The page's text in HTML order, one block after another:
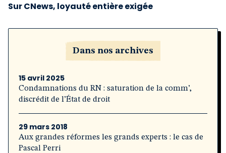
Sur CNews, loyauté entière exigée
Dans nos archives
15 avril 2025
Condamnations du RN : saturation de la comm’,
discrédit de l’État de droit
29 mars 2018
Aux grandes réformes les grands experts : le cas de
Pascal Perri